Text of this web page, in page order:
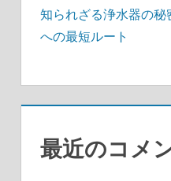
知られざる浄水器の
への最短ルート
最近のコメ